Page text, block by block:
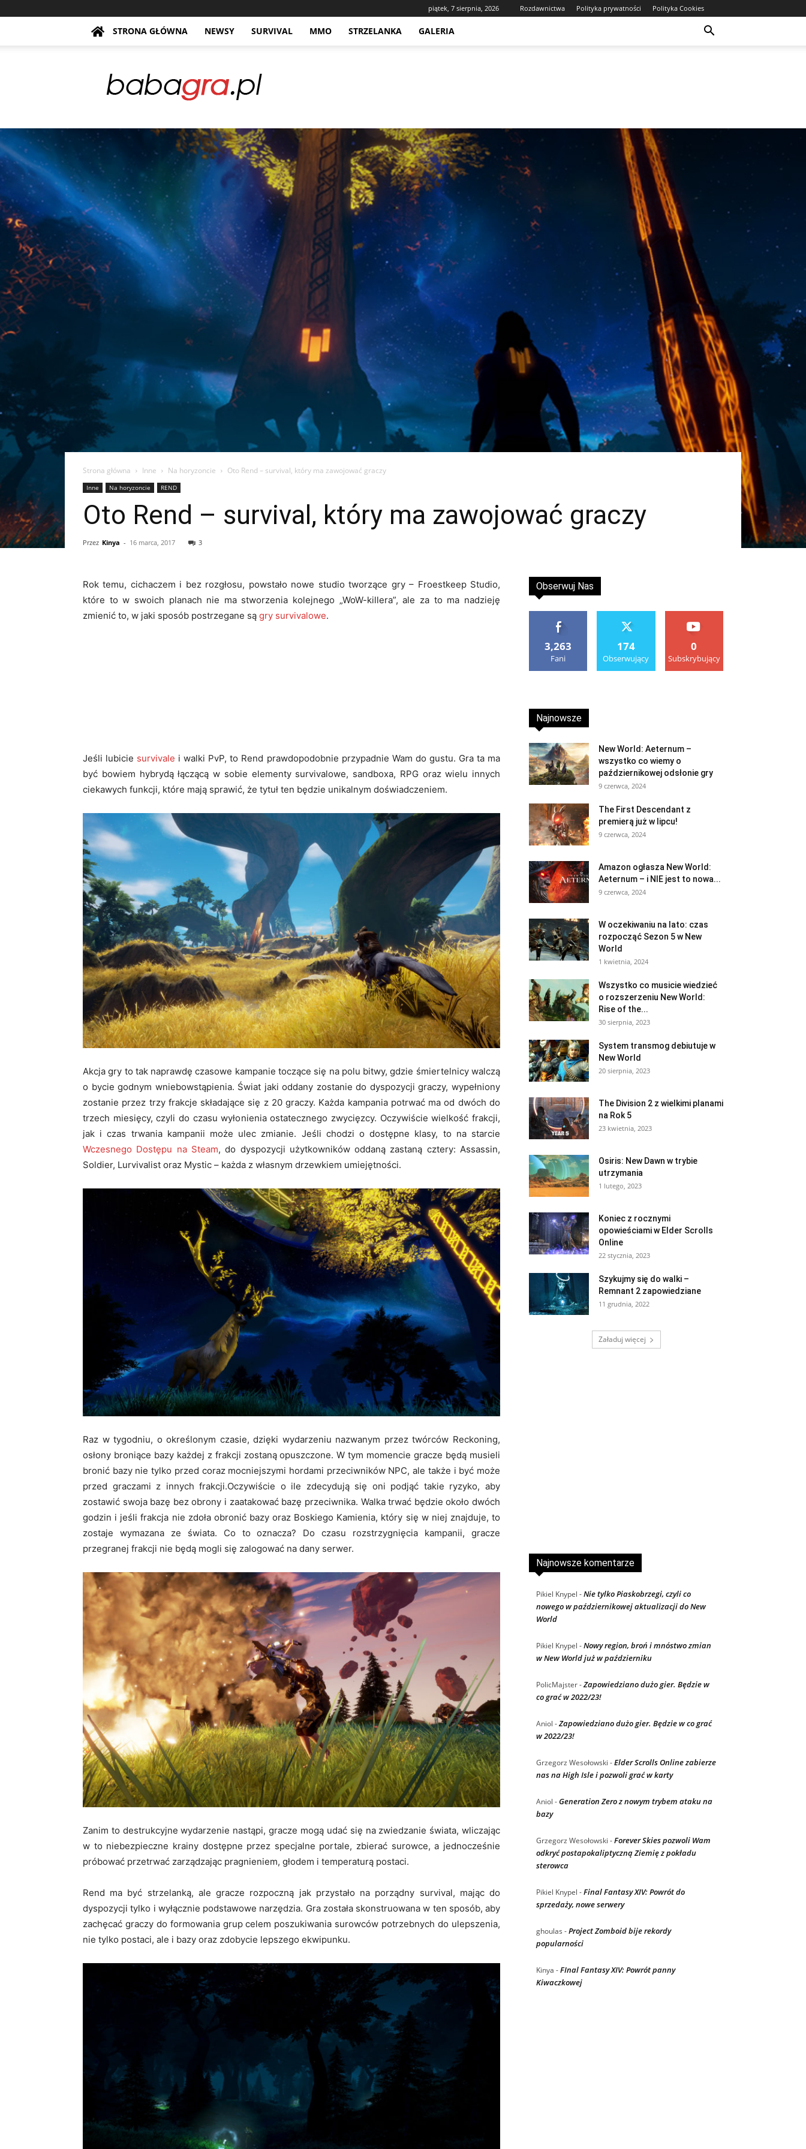
piątek, 7 sierpnia, 2026 Rozdawnictwa Polityka prywatności Polityka Cookies
STRONA GŁÓWNA NEWSY SURVIVAL MMO STRZELANKA GALERIA
Strona główna Inne Na horyzoncie Oto Rend – survival, który ma zawojować graczy
Inne Na horyzoncie REND
Oto Rend – survival, który ma zawojować graczy
Przez Kinya - 16 marca, 2017 3
Rok temu, cichaczem i bez rozgłosu, powstało nowe studio tworzące gry – Froestkeep Studio,
które to w swoich planach nie ma stworzenia kolejnego „WoW-killera”, ale za to ma nadzieję
zmienić to, w jaki sposób postrzegane są gry survivalowe.
Jeśli lubicie survivale i walki PvP, to Rend prawdopodobnie przypadnie Wam do gustu. Gra ta ma
być bowiem hybrydą łączącą w sobie elementy survivalowe, sandboxa, RPG oraz wielu innych
ciekawych funkcji, które mają sprawić, że tytuł ten będzie unikalnym doświadczeniem.
Akcja gry to tak naprawdę czasowe kampanie toczące się na polu bitwy, gdzie śmiertelnicy walczą
o bycie godnym wniebowstąpienia. Świat jaki oddany zostanie do dyspozycji graczy, wypełniony
zostanie przez trzy frakcje składające się z 20 graczy. Każda kampania potrwać ma od dwóch do
trzech miesięcy, czyli do czasu wyłonienia ostatecznego zwycięzcy. Oczywiście wielkość frakcji,
jak i czas trwania kampanii może ulec zmianie. Jeśli chodzi o dostępne klasy, to na starcie
Wczesnego Dostępu na Steam, do dyspozycji użytkowników oddaną zastaną cztery: Assassin,
Soldier, Lurvivalist oraz Mystic – każda z własnym drzewkiem umiejętności.
Raz w tygodniu, o określonym czasie, dzięki wydarzeniu nazwanym przez twórców Reckoning,
osłony broniące bazy każdej z frakcji zostaną opuszczone. W tym momencie gracze będą musieli
bronić bazy nie tylko przed coraz mocniejszymi hordami przeciwników NPC, ale także i być może
przed graczami z innych frakcji.Oczywiście o ile zdecydują się oni podjąć takie ryzyko, aby
zostawić swoja bazę bez obrony i zaatakować bazę przeciwnika. Walka trwać będzie około dwóch
godzin i jeśli frakcja nie zdoła obronić bazy oraz Boskiego Kamienia, który się w niej znajduje, to
zostaje wymazana ze świata. Co to oznacza? Do czasu rozstrzygnięcia kampanii, gracze
przegranej frakcji nie będą mogli się zalogować na dany serwer.
Zanim to destrukcyjne wydarzenie nastąpi, gracze mogą udać się na zwiedzanie świata, wliczając
w to niebezpieczne krainy dostępne przez specjalne portale, zbierać surowce, a jednocześnie
próbować przetrwać zarządzając pragnieniem, głodem i temperaturą postaci.
Rend ma być strzelanką, ale gracze rozpoczną jak przystało na porządny survival, mając do
dyspozycji tylko i wyłącznie podstawowe narzędzia. Gra została skonstruowana w ten sposób, aby
zachęcać graczy do formowania grup celem poszukiwania surowców potrzebnych do ulepszenia,
nie tylko postaci, ale i bazy oraz zdobycie lepszego ekwipunku.
Obserwuj Nas
3,263
Fani
174
Obserwujący
0
Subskrybujący
Najnowsze
New World: Aeternum –
wszystko co wiemy o
październikowej odsłonie gry
9 czerwca, 2024
The First Descendant z
premierą już w lipcu!
9 czerwca, 2024
Amazon ogłasza New World:
Aeternum – i NIE jest to nowa...
9 czerwca, 2024
W oczekiwaniu na lato: czas
rozpocząć Sezon 5 w New
World
1 kwietnia, 2024
Wszystko co musicie wiedzieć
o rozszerzeniu New World:
Rise of the...
30 sierpnia, 2023
System transmog debiutuje w
New World
20 sierpnia, 2023
The Division 2 z wielkimi planami
na Rok 5
23 kwietnia, 2023
Osiris: New Dawn w trybie
utrzymania
1 lutego, 2023
Koniec z rocznymi
opowieściami w Elder Scrolls
Online
22 stycznia, 2023
Szykujmy się do walki –
Remnant 2 zapowiedziane
11 grudnia, 2022
Załaduj więcej
Najnowsze komentarze
Pikiel Knypel -Nie tylko Piaskobrzegi, czyli co
nowego w październikowej aktualizacji do New
World
Pikiel Knypel -Nowy region, broń i mnóstwo zmian
w New World już w październiku
PolicMajster-Zapowiedziano dużo gier. Będzie w
co grać w 2022/23!
Aniol -Zapowiedziano dużo gier. Będzie w co grać
w 2022/23!
Grzegorz Wesołowski -Elder Scrolls Online zabierze
nas na High Isle i pozwoli grać w karty
Aniol -Generation Zero z nowym trybem ataku na
bazy
Grzegorz Wesołowski -Forever Skies pozwoli Wam
odkryć postapokaliptyczną Ziemię z pokładu
sterowca
Pikiel Knypel -Final Fantasy XIV: Powrót do
sprzedaży, nowe serwery
ghoulas -Project Zomboid bije rekordy
popularności
Kinya -FInal Fantasy XIV: Powrót panny
Kiwaczkowej